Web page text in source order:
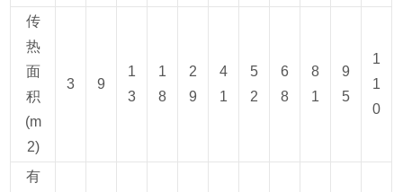
传
热
面
积
(m
2)
3 9
1
3
1
8
2
9
4
1
5
2
6
8
8
1
9
5
1
1
0
有